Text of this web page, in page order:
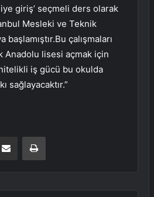
giriş’ seçmeli ders olarak
Mesleki ve Teknik
çalışmaları
Anadolu lisesi açmak için
iş gücü bu okulda
sağlayacaktır.”
E-Posta ile paylaş Yazdır